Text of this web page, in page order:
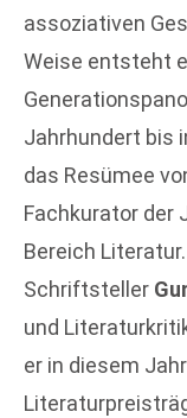
assoziativen
Weise entsteht
Jahrhundert bis
das Resümee
Fachkurator der
Bereich
Schriftsteller
und
er in diesem